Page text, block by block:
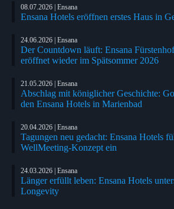
08.07.2026 | Ensana
Ensana Hotels eröffnen erstes Haus in
24.06.2026 | Ensana
Der Countdown läuft: Ensana
eröffnet wieder im Spätsommer 2026
21.05.2026 | Ensana
Abschlag mit königlicher Geschichte:
den Ensana Hotels in Marienbad
20.04.2026 | Ensana
Tagungen neu gedacht: Ensana Hotels
WellMeeting-Konzept ein
24.03.2026 | Ensana
Länger erfüllt leben: Ensana Hotels
Longevity